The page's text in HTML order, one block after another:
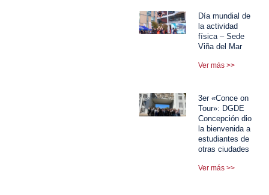
Día mundial de
la actividad
física – Sede
Viña del Mar
Ver más >>
3er «Conce on
Tour»: DGDE
Concepción dio
la bienvenida a
estudiantes de
otras ciudades
Ver más >>